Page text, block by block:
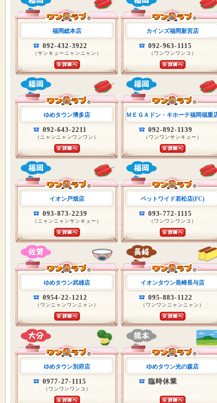
福岡総本店
092-432-3922
（サンキューニャンニャン）
カインズ福岡新宮店
092-963-1115
（ワンワンワンコ）
ゆめタウン博多店
092-643-2211
（ニャンニャンワンワン）
ＭＥＧＡドン・キホーテ福岡福重
092-892-1139
（ワンワンサンキュー）
イオン戸畑店
093-873-2239
（ニャンニャンサンキュー）
ペットワイド若松店(FC)
093-772-1115
（ワンワンワンコ）
ゆめタウン武雄店
0954-22-1212
（ワンニャンワンニャン）
イオンタウン長崎長与店
095-883-1122
（ワンワンニャンニャン）
ゆめタウン別府店
0977-27-1115
（ワンワンワンコ）
ゆめタウン光の森店
臨時休業